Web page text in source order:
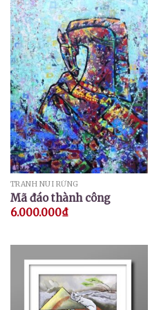
TRANH NÚI RỪNG
Mã đáo thành công
6.000.000₫